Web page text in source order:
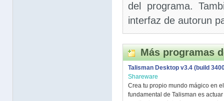
del programa.
interfaz de autorun
Más programas
Talisman Desktop v3.4 (build
Shareware
Crea tu propio mundo mágico en
fundamental de Talisman es